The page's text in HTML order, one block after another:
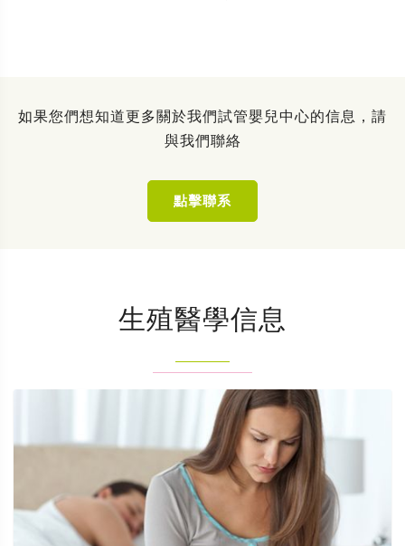
如果您們想知道更多關於我們試管嬰兒中心的信息，請
與我們聯絡
點擊聯系
生殖醫學信息